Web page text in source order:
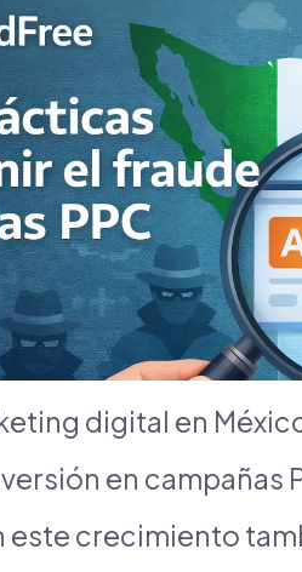
digital en
en campañas
este crecimiento